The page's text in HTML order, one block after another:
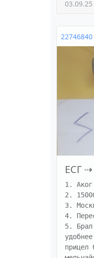
22746840
ЕСГ ⇢
1. Аког
2.
3.
4.
5.
прицел